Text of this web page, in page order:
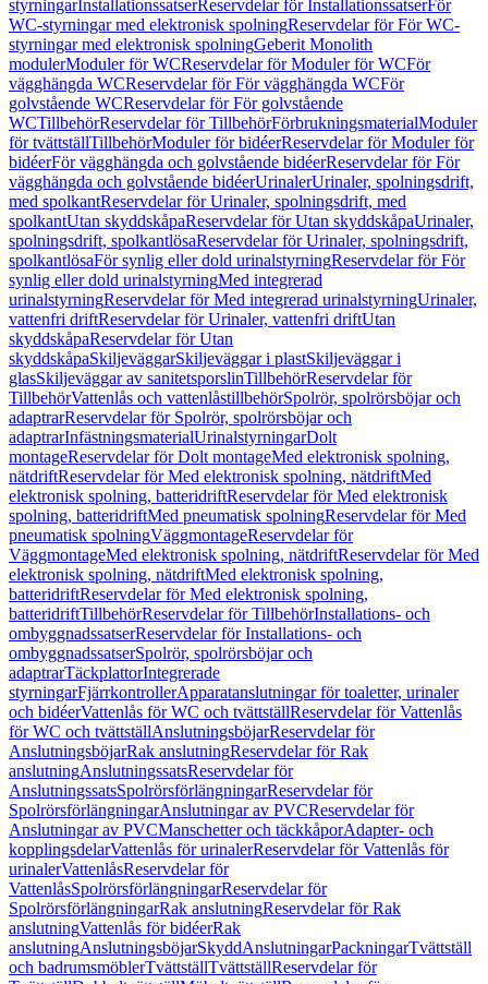
styrningarInstallationssatserReservdelar för InstallationssatserFör
WC-styrningar med elektronisk spolningReservdelar för För WC-
styrningar med elektronisk spolningGeberit Monolith
modulerModuler för WCReservdelar för Moduler för WCFör
vägghängda WCReservdelar för För vägghängda WCFör
golvstående WCReservdelar för För golvstående
WCTillbehörReservdelar för TillbehörFörbrukningsmaterialModuler
för tvättställTillbehörModuler för bidéerReservdelar för Moduler för
bidéerFör vägghängda och golvstående bidéerReservdelar för För
vägghängda och golvstående bidéerUrinalerUrinaler, spolningsdrift,
med spolkantReservdelar för Urinaler, spolningsdrift, med
spolkantUtan skyddskåpaReservdelar för Utan skyddskåpaUrinaler,
spolningsdrift, spolkantlösaReservdelar för Urinaler, spolningsdrift,
spolkantlösaFör synlig eller dold urinalstyrningReservdelar för För
synlig eller dold urinalstyrningMed integrerad
urinalstyrningReservdelar för Med integrerad urinalstyrningUrinaler,
vattenfri driftReservdelar för Urinaler, vattenfri driftUtan
skyddskåpaReservdelar för Utan
skyddskåpaSkiljeväggarSkiljeväggar i plastSkiljeväggar i
glasSkiljeväggar av sanitetsporslinTillbehörReservdelar för
TillbehörVattenlås och vattenlåstillbehörSpolrör, spolrörsböjar och
adaptrarReservdelar för Spolrör, spolrörsböjar och
adaptrarInfästningsmaterialUrinalstyrningarDolt
montageReservdelar för Dolt montageMed elektronisk spolning,
nätdriftReservdelar för Med elektronisk spolning, nätdriftMed
elektronisk spolning, batteridriftReservdelar för Med elektronisk
spolning, batteridriftMed pneumatisk spolningReservdelar för Med
pneumatisk spolningVäggmontageReservdelar för
VäggmontageMed elektronisk spolning, nätdriftReservdelar för Med
elektronisk spolning, nätdriftMed elektronisk spolning,
batteridriftReservdelar för Med elektronisk spolning,
batteridriftTillbehörReservdelar för TillbehörInstallations- och
ombyggnadssatserReservdelar för Installations- och
ombyggnadssatserSpolrör, spolrörsböjar och
adaptrarTäckplattorIntegrerade
styrningarFjärrkontrollerApparatanslutningar för toaletter, urinaler
och bidéerVattenlås för WC och tvättställReservdelar för Vattenlås
för WC och tvättställAnslutningsböjarReservdelar för
AnslutningsböjarRak anslutningReservdelar för Rak
anslutningAnslutningssatsReservdelar för
AnslutningssatsSpolrörsförlängningarReservdelar för
SpolrörsförlängningarAnslutningar av PVCReservdelar för
Anslutningar av PVCManschetter och täckkåporAdapter- och
kopplingsdelarVattenlås för urinalerReservdelar för Vattenlås för
urinalerVattenlåsReservdelar för
VattenlåsSpolrörsförlängningarReservdelar för
SpolrörsförlängningarRak anslutningReservdelar för Rak
anslutningVattenlås för bidéerRak
anslutningAnslutningsböjarSkyddAnslutningarPackningarTvättställ
och badrumsmöblerTvättställTvättställReservdelar för